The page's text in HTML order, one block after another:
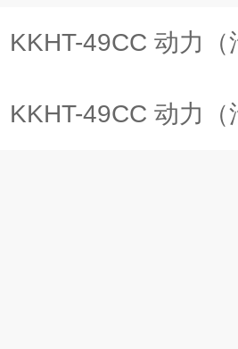
KKHT-49CC 动力
KKHT-49CC 动力